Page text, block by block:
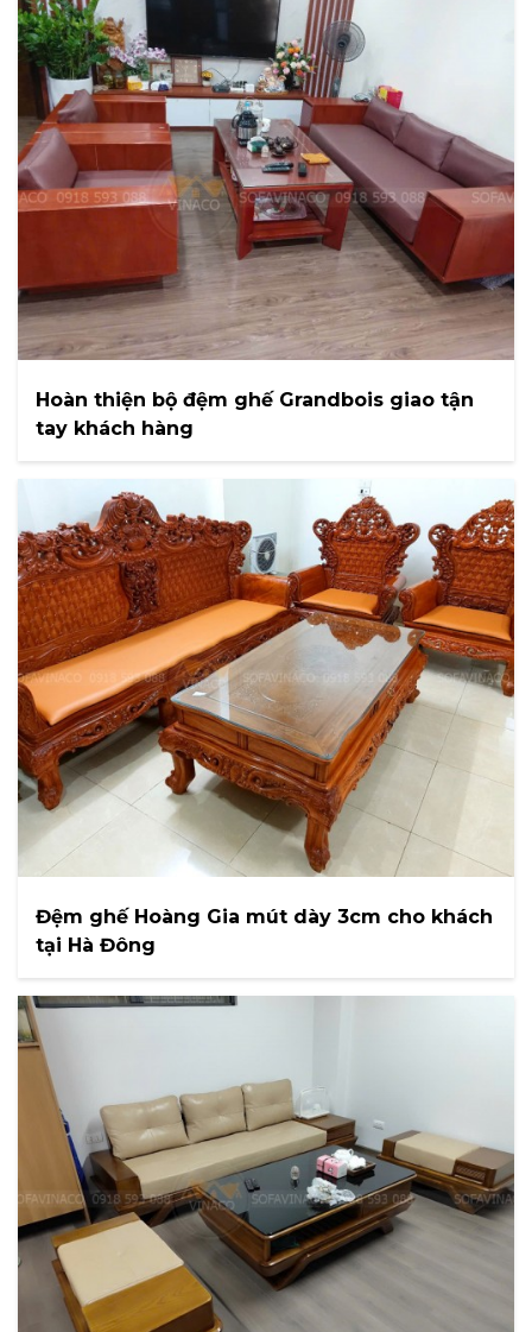
Hoàn thiện bộ đệm ghế Grandbois giao tận
tay khách hàng
Đệm ghế Hoàng Gia mút dày 3cm cho khách
tại Hà Đông